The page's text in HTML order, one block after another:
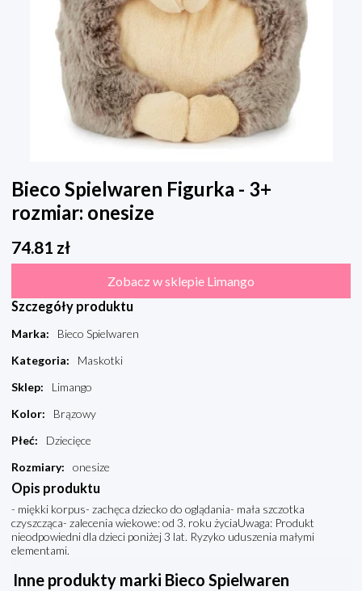
Bieco Spielwaren Figurka - 3+
rozmiar: onesize
74.81 zł
Zobacz w sklepie Limango
Szczegóły produktu
Marka:
Bieco Spielwaren
Kategoria:
Maskotki
Sklep:
Limango
Kolor:
Brązowy
Płeć:
Dziecięce
Rozmiary: onesize
Opis produktu
- miękki korpus- zachęca dziecko do oglądania- mała szczotka
czyszcząca- zalecenia wiekowe: od 3. roku życiaUwaga: Produkt
nieodpowiedni dla dzieci poniżej 3 lat. Ryzyko uduszenia małymi
elementami.
Inne produkty marki Bieco Spielwaren